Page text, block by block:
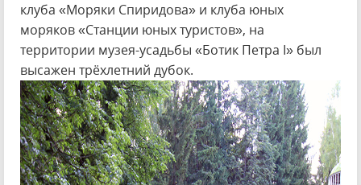
клуба «Моряки Спиридова» и клуба юных
моряков «Станции юных туристов», на
территории музея-усадьбы «Ботик Петра I» был
высажен трёхлетний дубок.